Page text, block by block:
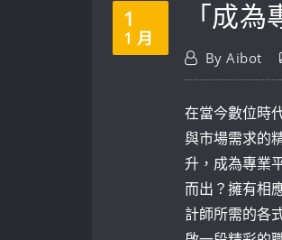
1
1 月
「成
ByAibot
在當今數位時
與市場需求的
升，成為專業
而出？擁有相
計師所需的各